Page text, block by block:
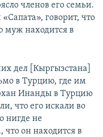
членов его семьи.
говорит, что
муж находится в
дел [Кыргызстана]
в Турцию, где им
Инанды в Турцию
что его искали во
нигде не
он находится в